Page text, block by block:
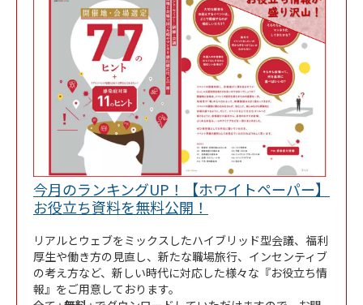
今月のランキングUP！【ホワイトペーパー】
お役立ち資料を無料公開！
リアルとウェブをミックスしたハイブリッド型会議、福利
厚生や働き方の見直し、新たな職場旅行、インセンティブ
の考え方など、新しい時代に対応した様々な『お役立ち情
報』をご用意しております。